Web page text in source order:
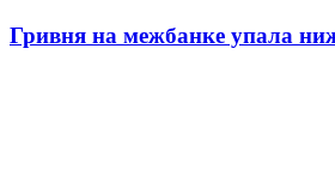
Гривня на межбанке упала